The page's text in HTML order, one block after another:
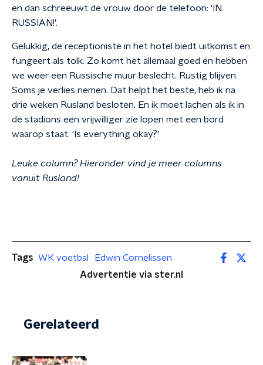
en dan schreeuwt de vrouw door de telefoon: ‘IN
RUSSIAN!’.
Gelukkig, de receptioniste in het hotel biedt uitkomst en
fungeert als tolk. Zo komt het allemaal goed en hebben
we weer een Russische muur beslecht. Rustig blijven.
Soms je verlies nemen. Dat helpt het beste, heb ik na
drie weken Rusland besloten. En ik moet lachen als ik in
de stadions een vrijwilliger zie lopen met een bord
waarop staat: ‘Is everything okay?’
Leuke column? Hieronder vind je meer columns
vanuit Rusland!
Tags WK voetbal
Edwin Cornelissen
Advertentie via ster.nl
Gerelateerd